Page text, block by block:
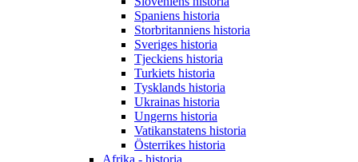
Spaniens historia
Storbritanniens historia
Sveriges historia
Tjeckiens historia
Turkiets historia
Tysklands historia
Ukrainas historia
Ungerns historia
Vatikanstatens historia
Österrikes historia